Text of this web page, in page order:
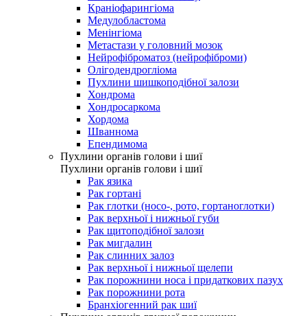
Краніофарингіома
Медулобластома
Менінгіома
Метастази у головний мозок
Нейрофіброматоз (нейрофіброми)
Олігодендрогліома
Пухлини шишкоподібної залози
Хондрома
Хондросаркома
Хордома
Шваннома
Епендимома
Пухлини органів голови і шиї
Пухлини органів голови і шиї
Рак язика
Рак гортані
Рак глотки (носо-, рото, гортаноглотки)
Рак верхньої і нижньої губи
Рак щитоподібної залози
Рак мигдалин
Рак слинних залоз
Рак верхньої і нижньої щелепи
Рак порожнини носа і придаткових пазух
Рак порожнини рота
Бранхіогенний рак шиї